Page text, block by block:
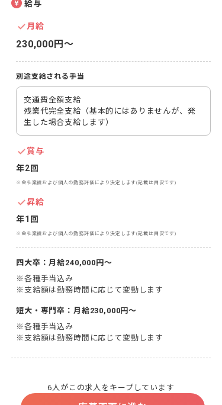
給与
月給
230,000円〜
別途支給される手当
交通費全額支給
残業代完全支給（基本的にはありませんが、発
生した場合支給します）
賞与
年2回
※会社業績および個人の勤務評価により決定します(記載は目安です)
昇給
年1回
※会社業績および個人の勤務評価により決定します(記載は目安です)
四大卒：月給240,000円～
※各種手当込み
※支給額は勤務時間に応じて変動します
短大・専門卒：月給230,000円～
※各種手当込み
※支給額は勤務時間に応じて変動します
6人がこの求人をキープしています